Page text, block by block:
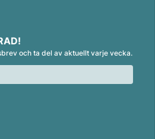
och ta del av aktuellt varje vecka.